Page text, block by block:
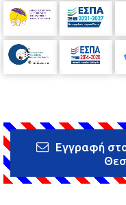
Εγγραφή